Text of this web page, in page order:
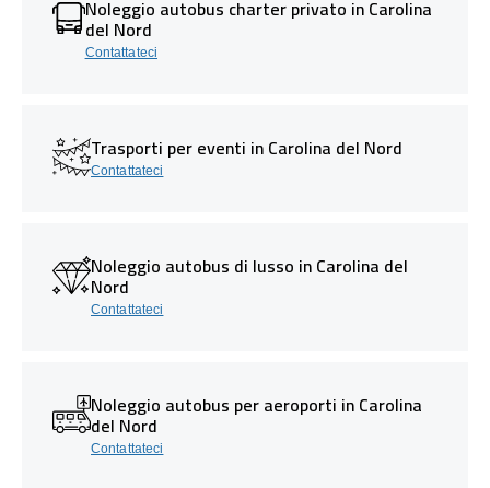
Noleggio autobus charter privato in Carolina
del Nord
Contattateci
Trasporti per eventi in Carolina del Nord
Contattateci
Noleggio autobus di lusso in Carolina del
Nord
Contattateci
Noleggio autobus per aeroporti in Carolina
del Nord
Contattateci